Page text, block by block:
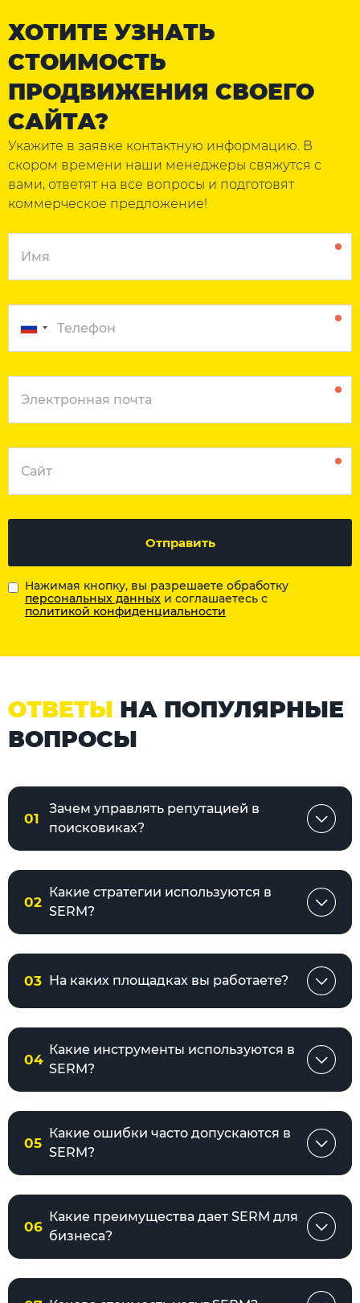
ХОТИТЕ УЗНАТЬ
СТОИМОСТЬ
ПРОДВИЖЕНИЯ СВОЕГО
САЙТА?
Укажите в заявке контактную информацию. В
скором времени наши менеджеры свяжутся с
вами, ответят на все вопросы и подготовят
коммерческое предложение!
Отправить
Нажимая кнопку, вы разрешаете обработку
персональных данных и соглашаетесь с
политикой конфиденциальности
ОТВЕТЫ НА ПОПУЛЯРНЫЕ
ВОПРОСЫ
01
Зачем управлять репутацией в
поисковиках?
02
Какие стратегии используются в
SERM?
03 На каких площадках вы работаете?
04
Какие инструменты используются в
SERM?
05
Какие ошибки часто допускаются в
SERM?
06
Какие преимущества дает SERM для
бизнеса?